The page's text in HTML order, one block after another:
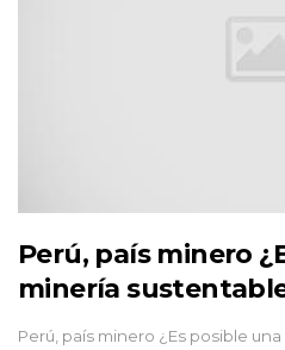
Perú, país minero
minería
Perú, país minero ¿Es posible